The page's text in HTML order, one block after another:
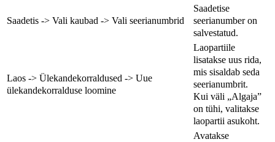
Saadetis -> Vali kaubad -> Vali seerianumbrid
Saadetise
seerianumber on
salvestatud.
Laos -> Ülekandekorraldused -> Uue
ülekandekorralduse loomine
Laopartiile
lisatakse uus rida,
mis sisaldab seda
seerianumbrit.
Kui väli „Algaja”
on tühi, valitakse
laopartii asukoht.
Avatakse